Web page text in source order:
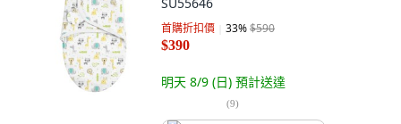
首購折扣價 33%$590
$390
明天 8/9 (日) 預計送達
(9)